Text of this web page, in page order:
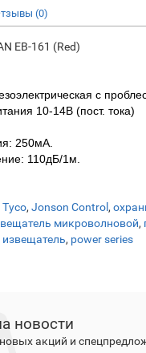
(0)
EB-161 (Red)
с
10-14В (пост. тока)
250мА.
110дБ/1м.
Tyco, Jonson Control,
микроволновой,
, power series
новости
акций и